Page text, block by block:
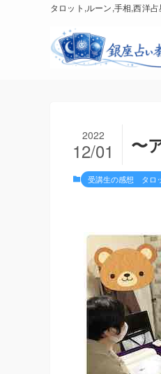
タロット,ルーン,手相,西洋
〜
2022
12/01
受講生の感想 タロ